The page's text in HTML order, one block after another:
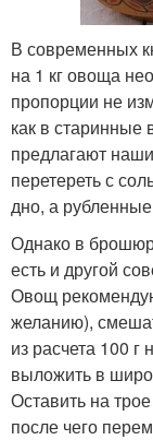
В современных
на 1 кг овоща
пропорции не
как в старинные
предлагают
перетереть с
дно, а
Однако в
есть и другой
Овощ
желанию),
из расчета 100
выложить в
Оставить на
после чего